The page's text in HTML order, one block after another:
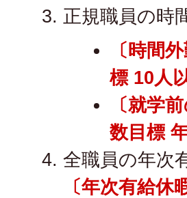
正規職員の時
〔時間
標 10人
〔就学
数目標
全職員の年次
〔年次有給